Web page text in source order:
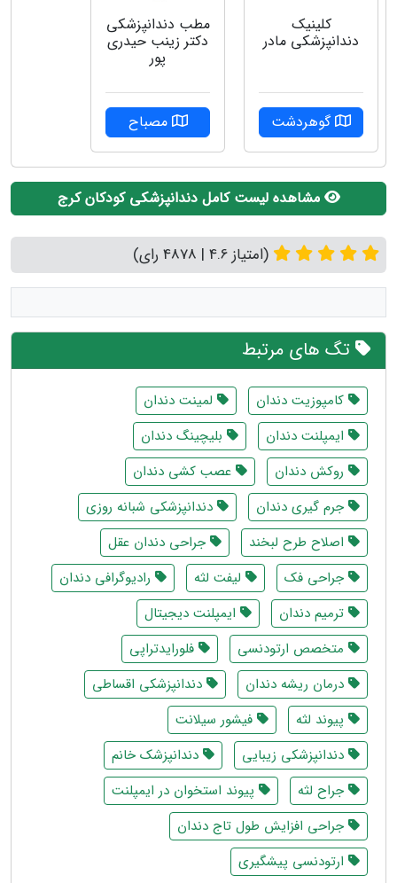
کلینیک
دندانپزشکی مادر
گوهردشت
مطب دندانپزشکی
دکتر زینب حیدری
پور
مصباح
مشاهده لیست کامل دندانپزشکی کودکان کرج
(امتیاز 4.6 | 4878 رای)
تگ های مرتبط
کامپوزیت دندان
لمینت دندان
ایمپلنت دندان
بلیچینگ دندان
روکش دندان
عصب کشی دندان
جرم گیری دندان
دندانپزشکی شبانه روزی
اصلاح طرح لبخند
جراحی دندان عقل
جراحی فک
لیفت لثه
رادیوگرافی دندان
ترمیم دندان
ایمپلنت دیجیتال
متخصص ارتودنسی
فلورایدتراپی
درمان ریشه دندان
دندانپزشکی اقساطی
پیوند لثه
فیشور سیلانت
دندانپزشکی زیبایی
دندانپزشک خانم
جراح لثه
پیوند استخوان در ایمپلنت
جراحی افزایش طول تاج دندان
ارتودنسی پیشگیری